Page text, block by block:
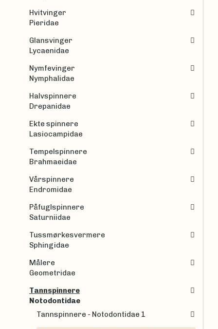
Hvitvinger
Pieridae
Glansvinger
Lycaenidae
Nymfevinger
Nymphalidae
Halvspinnere
Drepanidae
Ekte spinnere
Lasiocampidae
Tempelspinnere
Brahmaeidae
Vårspinnere
Endromidae
Påfuglspinnere
Saturniidae
Tussmørkesvermere
Sphingidae
Målere
Geometridae
Tannspinnere
Notodontidae
Tannspinnere - Notodontidae 1